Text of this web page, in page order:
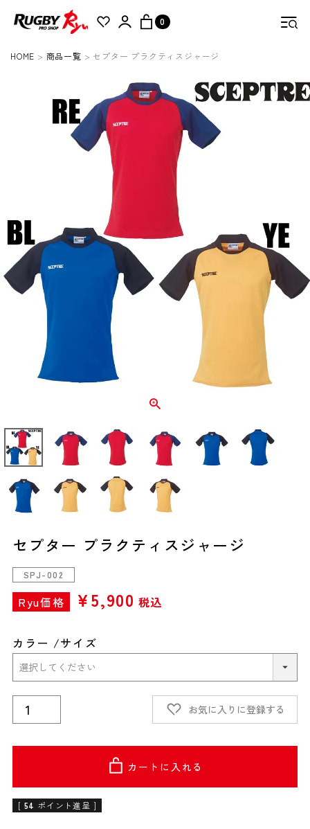
0
HOME 商品一覧 セプター プラクティスジャージ
セプター プラクティスジャージ
SPJ-002
Ryu価格 ¥5,900 税込
カラー サイズ
お気に入りに登録する
カートに入れる
[ 54 ポイント進呈 ]